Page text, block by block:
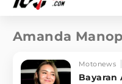
Amanda
Motonews
Bayaran